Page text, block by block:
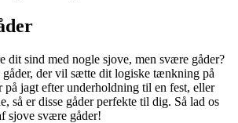
dit sind med nogle sjove, men svære gåder?
der vil sætte dit logiske tænkning på
på jagt efter underholdning til en fest, eller
så er disse gåder perfekte til dig. Så lad os
sjove svære gåder!